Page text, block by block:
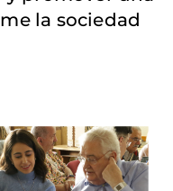
la sociedad